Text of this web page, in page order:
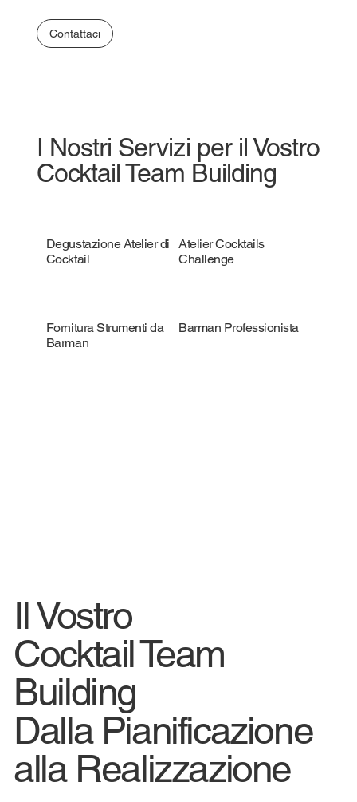
Contattaci
I Nostri Servizi per il Vostro
Cocktail Team Building
Degustazione Atelier di
Cocktail
Atelier Cocktails
Challenge
Fornitura Strumenti da
Barman
Barman Professionista
Il Vostro
Cocktail Team
Building
Dalla Pianificazione
alla Realizzazione